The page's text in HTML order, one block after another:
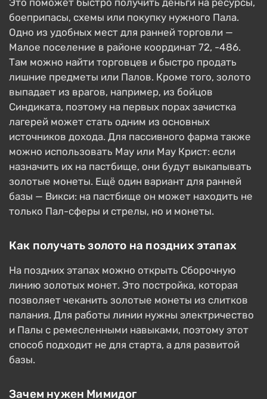
Это поможет быстро получить деньги на ресурсы,
боеприпасы, схемы или покупку нужного Пала.
Одно из удобных мест для ранней торговли —
Малое поселение в районе координат 72, -486.
Там можно найти торговцев и быстро продать
лишние предметы или Палов. Кроме того, золото
выпадает из врагов, например, из бойцов
Синдиката, поэтому на первых порах зачистка
лагерей может стать одним из основных
источников дохода. Для пассивного фарма также
можно использовать Мау или Мау Крист: если
назначить их на пастбище, они будут выкапывать
золотые монеты. Ещё один вариант для ранней
базы — Викси: на пастбище он может находить не
только Пал-сферы и стрелы, но и монеты.
Как получать золото на поздних этапах
На поздних этапах можно открыть Сборочную
линию золотых монет. Это постройка, которая
позволяет чеканить золотые монеты из слитков
палания. Для работы линии нужны электричество
и Палы с ремесленными навыками, поэтому этот
способ подходит не для старта, а для развитой
базы.
Зачем нужен Мимидог